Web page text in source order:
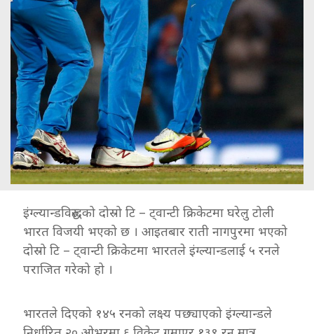
इंग्ल्यान्डविरुद्धको दोस्रो टि – ट्वान्टी क्रिकेटमा घरेलु टोली
भारत विजयी भएको छ । आइतबार राती नागपुरमा भएको
दोस्रो टि – ट्वान्टी क्रिकेटमा भारतले इंग्ल्यान्डलाई ५ रनले
पराजित गरेको हो ।
भारतले दिएको १४५ रनको लक्ष्य पछ्याएको इंग्ल्यान्डले